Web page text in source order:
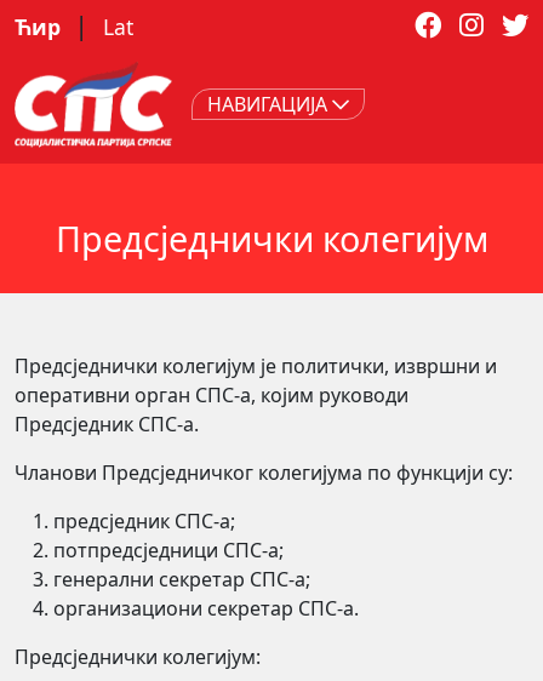
Ћир | Lat
НАВИГАЦИЈА
Предсједнички колегијум
Предсједнички колегијум је политички, извршни и
оперативни орган СПС-а, којим руководи
Предсједник СПС-а.
Чланови Предсједничког колегијума по функцији су:
предсједник СПС-а;
потпредсједници СПС-а;
генерални секретар СПС-а;
организациони секретар СПС-а.
Предсједнички колегијум: